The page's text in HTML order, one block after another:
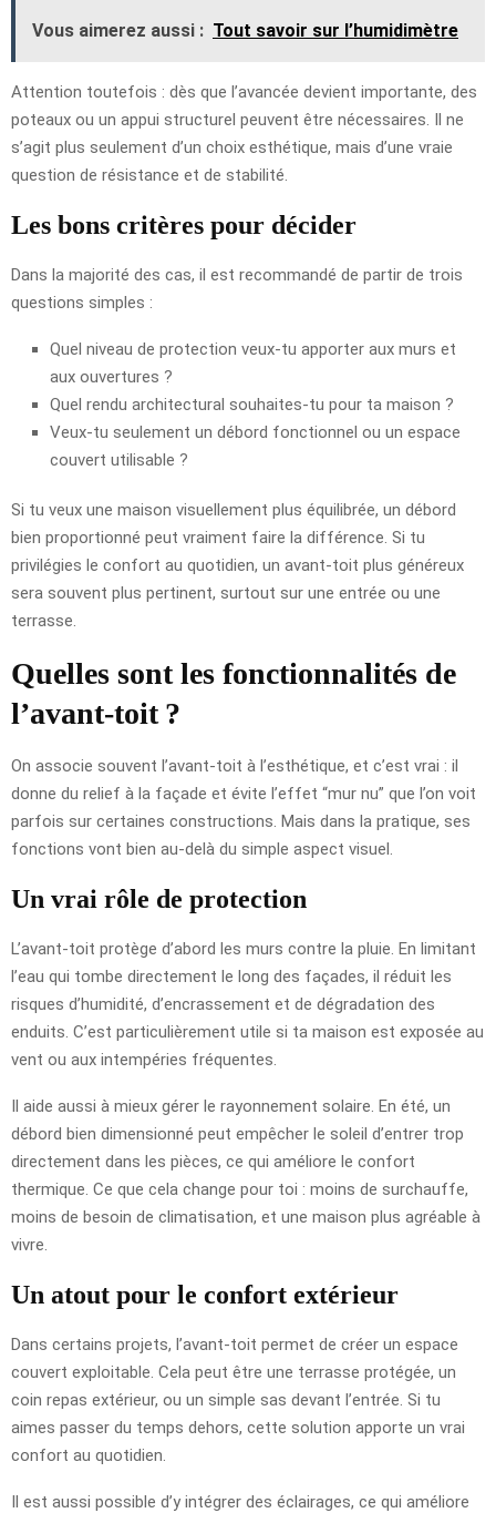
Vous aimerez aussi : Tout savoir sur l’humidimètre
Attention toutefois : dès que l’avancée devient importante, des
poteaux ou un appui structurel peuvent être nécessaires. Il ne
s’agit plus seulement d’un choix esthétique, mais d’une vraie
question de résistance et de stabilité.
Les bons critères pour décider
Dans la majorité des cas, il est recommandé de partir de trois
questions simples :
Quel niveau de protection veux-tu apporter aux murs et
aux ouvertures ?
Quel rendu architectural souhaites-tu pour ta maison ?
Veux-tu seulement un débord fonctionnel ou un espace
couvert utilisable ?
Si tu veux une maison visuellement plus équilibrée, un débord
bien proportionné peut vraiment faire la différence. Si tu
privilégies le confort au quotidien, un avant-toit plus généreux
sera souvent plus pertinent, surtout sur une entrée ou une
terrasse.
Quelles sont les fonctionnalités de
l’avant-toit ?
On associe souvent l’avant-toit à l’esthétique, et c’est vrai : il
donne du relief à la façade et évite l’effet “mur nu” que l’on voit
parfois sur certaines constructions. Mais dans la pratique, ses
fonctions vont bien au-delà du simple aspect visuel.
Un vrai rôle de protection
L’avant-toit protège d’abord les murs contre la pluie. En limitant
l’eau qui tombe directement le long des façades, il réduit les
risques d’humidité, d’encrassement et de dégradation des
enduits. C’est particulièrement utile si ta maison est exposée au
vent ou aux intempéries fréquentes.
Il aide aussi à mieux gérer le rayonnement solaire. En été, un
débord bien dimensionné peut empêcher le soleil d’entrer trop
directement dans les pièces, ce qui améliore le confort
thermique. Ce que cela change pour toi : moins de surchauffe,
moins de besoin de climatisation, et une maison plus agréable à
vivre.
Un atout pour le confort extérieur
Dans certains projets, l’avant-toit permet de créer un espace
couvert exploitable. Cela peut être une terrasse protégée, un
coin repas extérieur, ou un simple sas devant l’entrée. Si tu
aimes passer du temps dehors, cette solution apporte un vrai
confort au quotidien.
Il est aussi possible d’y intégrer des éclairages, ce qui améliore